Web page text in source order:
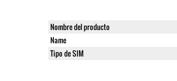
Nombre del producto
Name
Tipo de SIM